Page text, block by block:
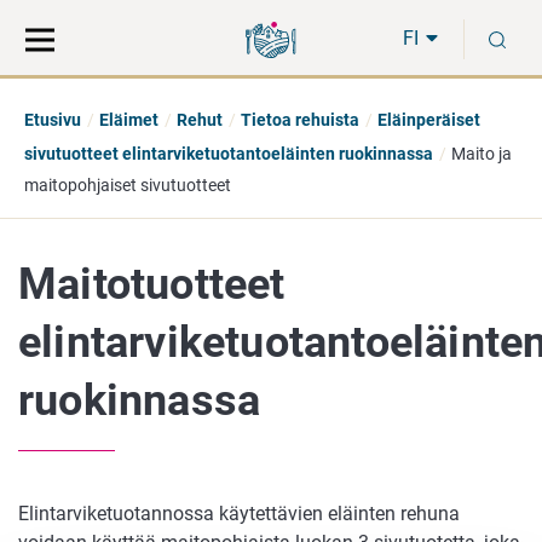
suoraan
sisältöön
koko
sivuston
FI
Etusivu Eläimet Rehut Tietoa rehuista
Eläinperäiset
sivutuotteet elintarviketuotantoeläinten ruokinnassa
Maito ja
maitopohjaiset sivutuotteet
Maitotuotteet
ruokinnassa
Elintarviketuotannossa käytettävien eläinten rehuna